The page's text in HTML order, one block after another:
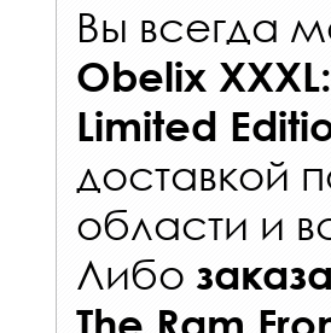
Вы всегда
Obelix
Limited
доставкой
области и
Либо